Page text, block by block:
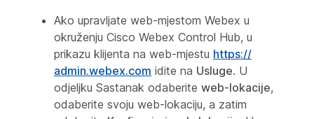
Ako upravljate web-mjestom Webex u
okruženju Cisco Webex Control Hub, u
prikazu klijenta na web-mjestu https:/​/​
admin.webex.com idite na Usluge. U
odjeljku Sastanak odaberite web-lokacije,
odaberite svoju web-lokaciju, a zatim